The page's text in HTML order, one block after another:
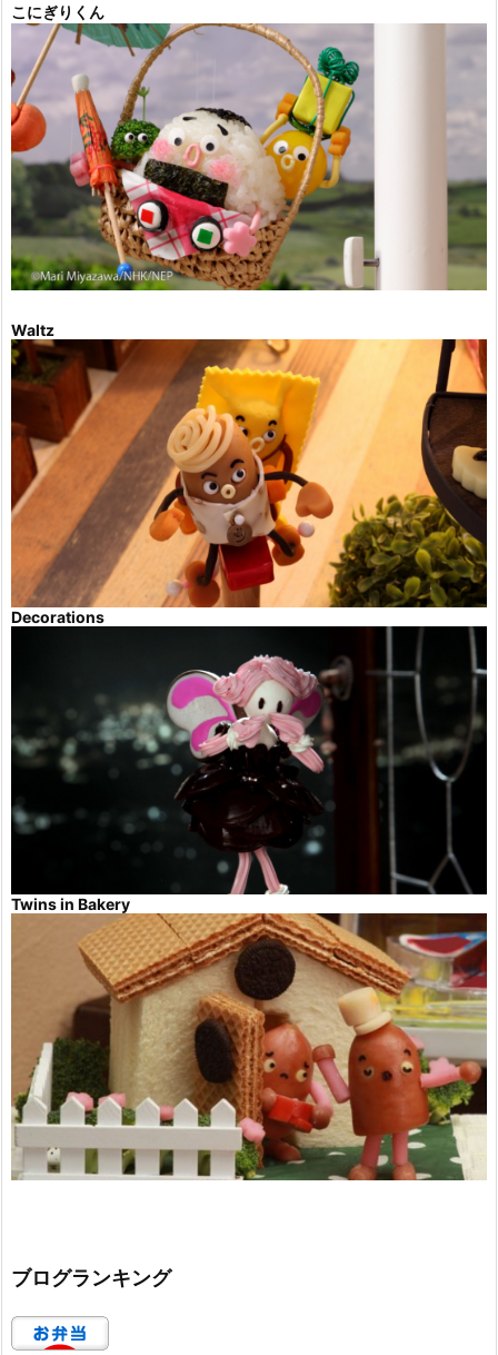
こにぎりくん
Waltz
Decorations
Twins in Bakery
ブログランキング